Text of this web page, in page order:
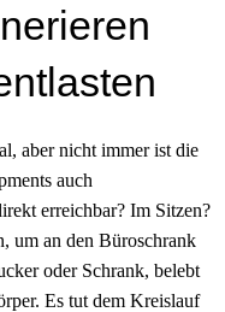
aber nicht immer ist die
auch
erreichbar? Im Sitzen?
um an den Büroschrank
oder Schrank, belebt
Es tut dem Kreislauf